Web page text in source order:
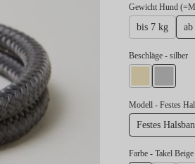
Gewicht Hund
bis 7 kg
Beschlägeauswählen
- silber
silber
Modell - Festes
Festes
Farbe - Takel Beige